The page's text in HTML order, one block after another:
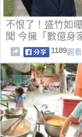
不恨了！盛竹如
聞 今擁「數億身
光蛋
1189觀看